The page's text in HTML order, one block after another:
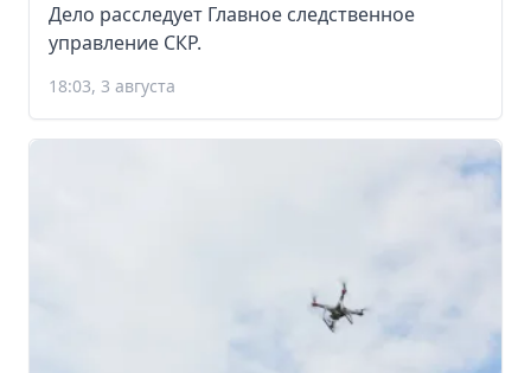
Дело расследует Главное следственное
управление СКР.
18:03, 3 августа